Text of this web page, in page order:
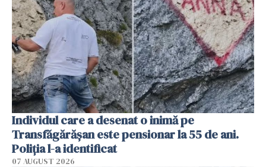
Individul care a desenat o inimă pe
Transfăgărășan este pensionar la 55 de ani.
Poliția l-a identificat
07 AUGUST 2026